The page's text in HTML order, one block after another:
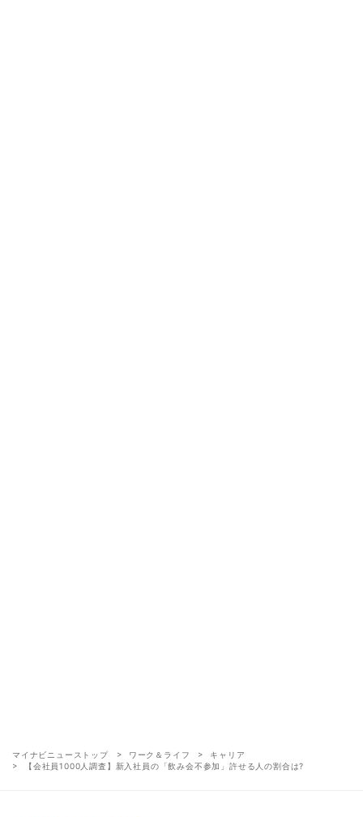
マイナビニューストップ ワーク＆ライフ
キャリア
【会社員1000人調査】新入社員の「飲み会不参加」許せる人の割合は?